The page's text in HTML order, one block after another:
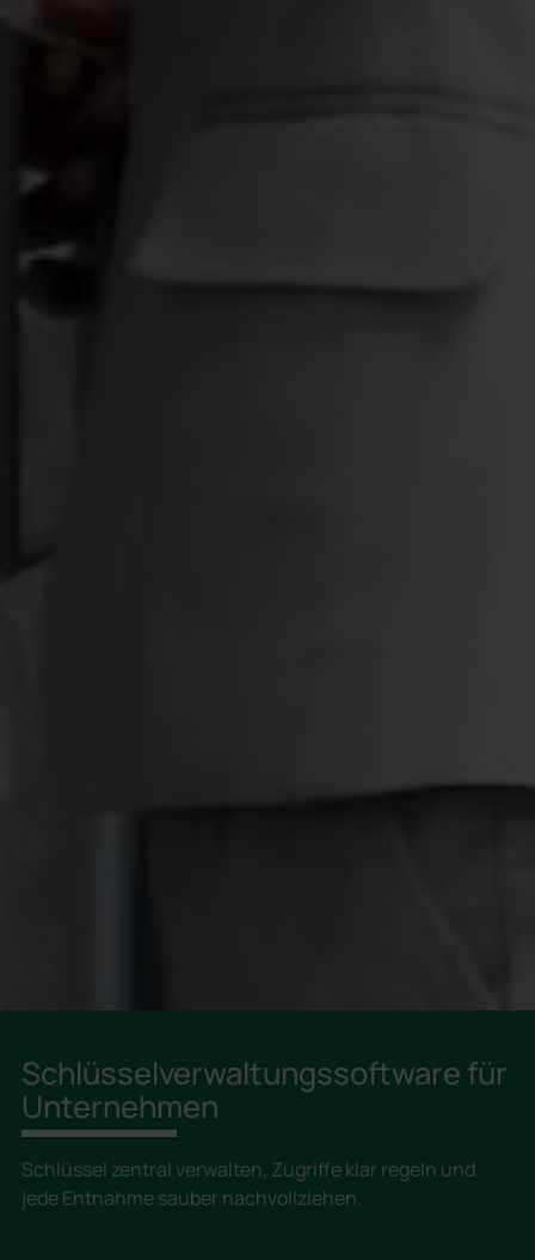
Schlüsselverwaltungssoftware für
Unternehmen
Schlüssel zentral verwalten, Zugriffe klar regeln und
jede Entnahme sauber nachvollziehen.